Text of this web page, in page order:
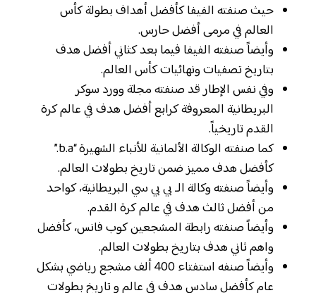
حيث صنفته الفيفا كأفضل أهداف بطولة كأس
العالم في مرمى أفضل حارس.
وأيضاً صنفته الفيفا فيما بعد كثاني أفضل هدف
بتاريخ تصفيات ونهائيات كأس العالم.
وفي نفس الإطار قد صنفته مجلة وورد سوكر
البريطانية المعروفة كرابع أفضل هدف في عالم كرة
القدم تاريخياً.
كما صنفته الوكالة الألمانية للأنباء الشهيرة “b.a.”
كأفضل هدف مميز ضمن تاريخ بطولات العالم.
وأيضاً صنفته وكالة الـ بي بي سي البريطانية، كواحد
من أفضل ثالث هدف في عالم كرة القدم.
وأيضاً صنفته رابطة المشجعين كوب فانس، كأفضل
واهم ثاني هدف بتاريخ بطولات العالم.
وأيضاً صنفه استفتاء 400 ألف مشجع رياضي بشكل
عام كأفضل سادس هدف في عالم و تاريخ بطولات